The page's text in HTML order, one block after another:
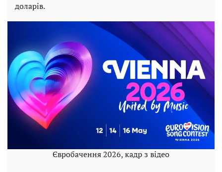
доларів.
Євробачення 2026, кадр з відео